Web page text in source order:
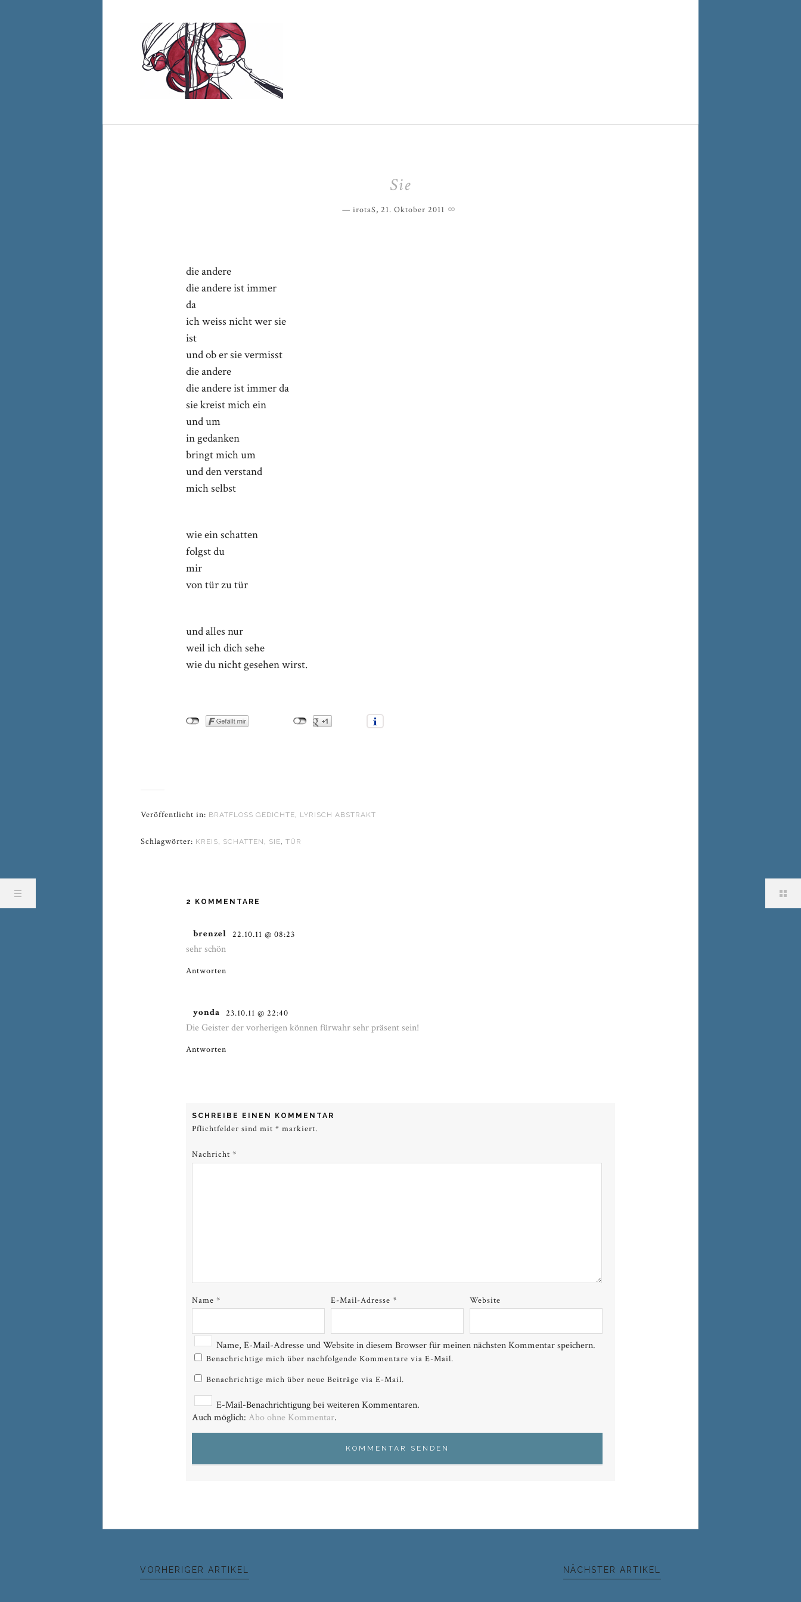
Sie
irotaS, 21. Oktober 2011
die andere
die andere ist immer
da
ich weiss nicht wer sie
ist
und ob er sie vermisst
die andere
die andere ist immer da
sie kreist mich ein
und um
in gedanken
bringt mich um
und den verstand
mich selbst
wie ein schatten
folgst du
mir
von tür zu tür
und alles nur
weil ich dich sehe
wie du nicht gesehen wirst.
Veröffentlicht in: BRATFLOSS GEDICHTE, LYRISCH ABSTRAKT
Schlagwörter: KREIS, SCHATTEN , SIE,TÜR
2 KOMMENTARE
brenzel 22.10.11 @ 08:23
sehr schön
Antworten
yonda 23.10.11 @ 22:40
Die Geister der vorherigen können fürwahr sehr präsent sein!
Antworten
SCHREIBE EINEN KOMMENTAR
Pflichtfelder sind mit* markiert.
Nachricht*
Name* E-Mail-Adresse* Website
Name, E-Mail-Adresse und Website in diesem Browser für meinen nächsten Kommentar speichern.
Benachrichtige mich über nachfolgende Kommentare via E-Mail.
Benachrichtige mich über neue Beiträge via E-Mail.
E-Mail-Benachrichtigung bei weiteren Kommentaren.
Auch möglich:Abo ohne Kommentar.
NÄCHSTER ARTIKEL
VORHERIGER ARTIKEL